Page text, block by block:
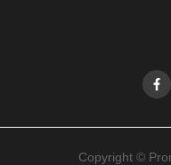
Copyright ©